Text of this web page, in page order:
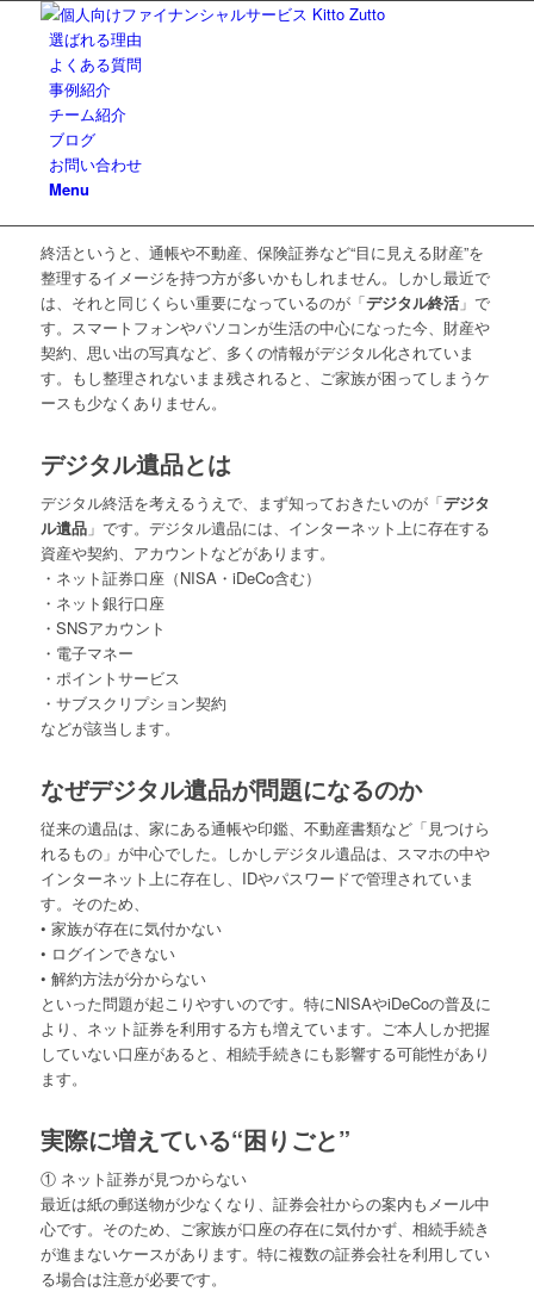
選ばれる理由
よくある質問
事例紹介
チーム紹介
ブログ
お問い合わせ
Menu
終活というと、通帳や不動産、保険証券など“目に見える財産”を
整理するイメージを持つ方が多いかもしれません。しかし最近で
は、それと同じくらい重要になっているのが「デジタル終活」で
す。スマートフォンやパソコンが生活の中心になった今、財産や
契約、思い出の写真など、多くの情報がデジタル化されていま
す。もし整理されないまま残されると、ご家族が困ってしまうケ
ースも少なくありません。
デジタル遺品とは
デジタル終活を考えるうえで、まず知っておきたいのが「デジタ
ル遺品」です。デジタル遺品には、インターネット上に存在する
資産や契約、アカウントなどがあります。
・ネット証券口座（NISA・iDeCo含む）
・ネット銀行口座
・SNSアカウント
・電子マネー
・ポイントサービス
・サブスクリプション契約
などが該当します。
なぜデジタル遺品が問題になるのか
従来の遺品は、家にある通帳や印鑑、不動産書類など「見つけら
れるもの」が中心でした。しかしデジタル遺品は、スマホの中や
インターネット上に存在し、IDやパスワードで管理されていま
す。そのため、
• 家族が存在に気付かない
• ログインできない
• 解約方法が分からない
といった問題が起こりやすいのです。特にNISAやiDeCoの普及に
より、ネット証券を利用する方も増えています。ご本人しか把握
していない口座があると、相続手続きにも影響する可能性があり
ます。
実際に増えている“困りごと”
① ネット証券が見つからない
最近は紙の郵送物が少なくなり、証券会社からの案内もメール中
心です。そのため、ご家族が口座の存在に気付かず、相続手続き
が進まないケースがあります。特に複数の証券会社を利用してい
る場合は注意が必要です。